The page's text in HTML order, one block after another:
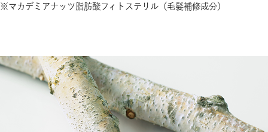
※マカデミアナッツ脂肪酸フィトステリル（毛髪補修成分）​